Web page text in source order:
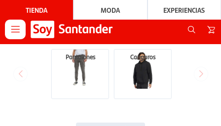
TIENDA MODA EXPERIENCIAS

Pantalones Canguros